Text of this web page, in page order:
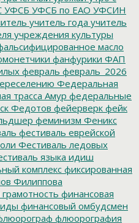
УФСБ УФСБ по ЕАО УФСИН
учитель года учитель
учреждения культуры
масло
фанфурики ФАП
февраль февраль_2026
Федеральная
трасса Амур федеральные
Федотов фейерверк фейк
феминизм Феникс
фестиваль еврейской
Фестиваль ледовых
языка идиш
комплекс фиксированная
Филиппова
финансовая
финансовый омбудсмен
флюорография